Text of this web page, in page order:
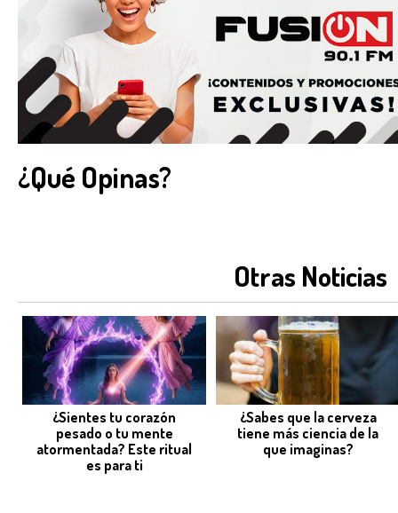
¿Qué Opinas?
Otras Noticias
¿Sientes tu corazón
pesado o tu mente
atormentada? Este ritual
es para ti
¿Sabes que la cerveza
tiene más ciencia de la
que imaginas?